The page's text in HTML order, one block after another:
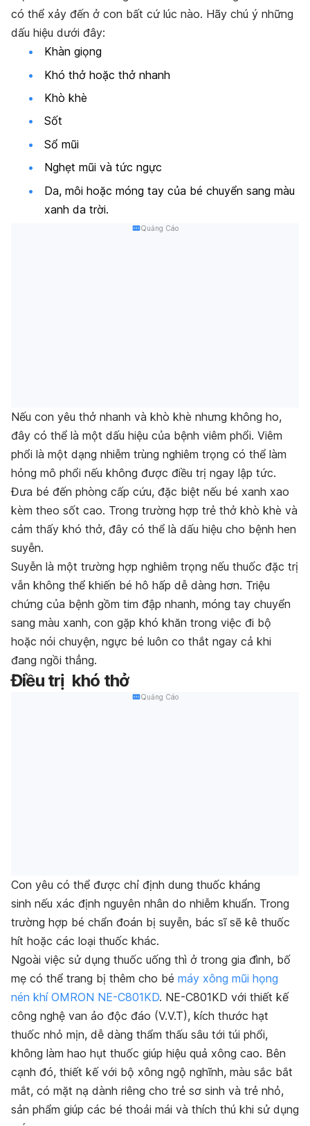
có thể xảy đến ở con bất cứ lúc nào. Hãy chú ý những
dấu hiệu dưới đây:
Khàn giọng
Khó thở hoặc thở nhanh
Khò khè
Sốt
Sổ mũi
Nghẹt mũi và tức ngực
Da, môi hoặc móng tay của bé chuyển sang màu
xanh da trời.
Quảng Cáo
Nếu con yêu thở nhanh và khò khè nhưng không ho,
đây có thể là một dấu hiệu của bệnh viêm phổi. Viêm
phổi là một dạng nhiễm trùng nghiêm trọng có thể làm
hỏng mô phổi nếu không được điều trị ngay lập tức.
Đưa bé đến phòng cấp cứu, đặc biệt nếu bé xanh xao
kèm theo sốt cao. Trong trường hợp trẻ thở khò khè và
cảm thấy khó thở, đây có thể là dấu hiệu cho bệnh hen
suyễn.
Suyễn là một trường hợp nghiêm trọng nếu thuốc đặc trị
vẫn không thể khiến bé hô hấp dễ dàng hơn. Triệu
chứng của bệnh gồm tim đập nhanh, móng tay chuyển
sang màu xanh, con gặp khó khăn trong việc đi bộ
hoặc nói chuyện, ngực bé luôn co thắt ngay cả khi
đang ngồi thẳng.
Điều trị khó thở
Quảng Cáo
Con yêu có thể được chỉ định dung thuốc kháng
sinh nếu xác định nguyên nhân do nhiễm khuẩn. Trong
trường hợp bé chẩn đoán bị suyễn, bác sĩ sẽ kê thuốc
hít hoặc các loại thuốc khác.
Ngoài việc sử dụng thuốc uống thì ở trong gia đình, bố
mẹ có thể trang bị thêm cho bé máy xông mũi họng
nén khí OMRON NE-C801KD. NE-C801KD với thiết kế
công nghệ van ảo độc đáo (V.V.T), kích thước hạt
thuốc nhỏ mịn, dễ dàng thẩm thấu sâu tới túi phổi,
không làm hao hụt thuốc giúp hiệu quả xông cao. Bên
cạnh đó, thiết kế với bộ xông ngộ nghĩnh, màu sắc bắt
mắt, có mặt nạ dành riêng cho trẻ sơ sinh và trẻ nhỏ,
sản phẩm giúp các bé thoải mái và thích thú khi sử dụng